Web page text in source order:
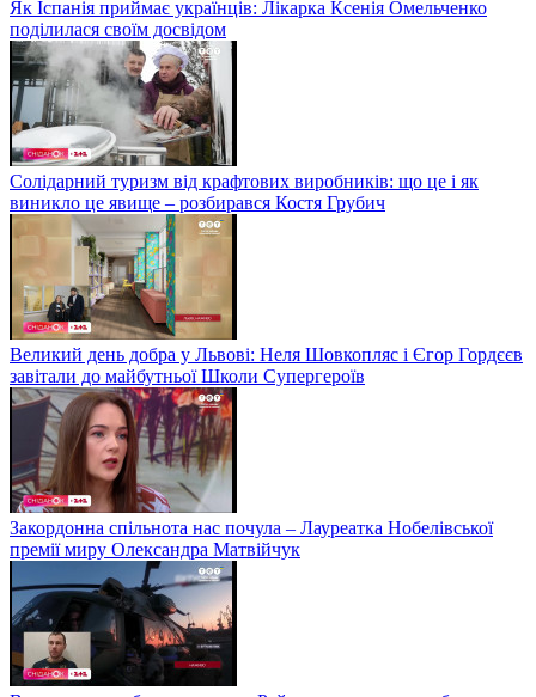
Як Іспанія приймає українців: Лікарка Ксенія Омельченко
поділилася своїм досвідом
Солідарний туризм від крафтових виробників: що це і як
виникло це явище – розбирався Костя Грубич
Великий день добра у Львові: Неля Шовкопляс і Єгор Гордєєв
завітали до майбутньої Школи Супергероїв
Закордонна спільнота нас почула – Лауреатка Нобелівської
премії миру Олександра Матвійчук